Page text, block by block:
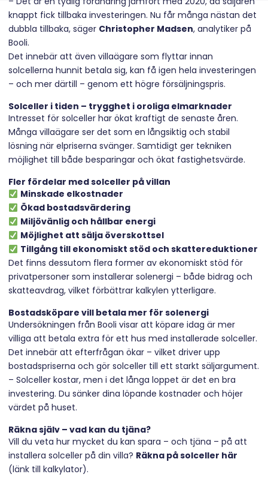
knappt fick tillbaka investeringen. Nu får många nästan det
dubbla tillbaka, säger Christopher Madsen, analytiker på
Booli.
Det innebär att även villaägare som flyttar innan
solcellerna hunnit betala sig, kan få igen hela investeringen
– och mer därtill – genom ett högre försäljningspris.
Solceller i tiden – trygghet i oroliga elmarknader
Intresset för solceller har ökat kraftigt de senaste åren.
Många villaägare ser det som en långsiktig och stabil
lösning när elpriserna svänger. Samtidigt ger tekniken
möjlighet till både besparingar och ökat fastighetsvärde.
Fler fördelar med solceller på villan
Minskade elkostnader
Ökad bostadsvärdering
Miljövänlig och hållbar energi
Möjlighet att sälja överskottsel
Tillgång till ekonomiskt stöd och skattereduktioner
Det finns dessutom flera former av ekonomiskt stöd för
privatpersoner som installerar solenergi – både bidrag och
skatteavdrag, vilket förbättrar kalkylen ytterligare.
Bostadsköpare vill betala mer för solenergi
Undersökningen från Booli visar att köpare idag är mer
villiga att betala extra för ett hus med installerade solceller.
Det innebär att efterfrågan ökar – vilket driver upp
bostadspriserna och gör solceller till ett starkt säljargument.
– Solceller kostar, men i det långa loppet är det en bra
investering. Du sänker dina löpande kostnader och höjer
värdet på huset.
Räkna själv – vad kan du tjäna?
Vill du veta hur mycket du kan spara – och tjäna – på att
installera solceller på din villa? Räkna på solceller här
(länk till kalkylator).